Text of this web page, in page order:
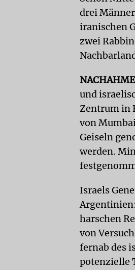
drei
iranischen
zwei
und
Zentrum in
von
Geiseln
werden.
Israels
harschen
von
fernab des
potenzielle